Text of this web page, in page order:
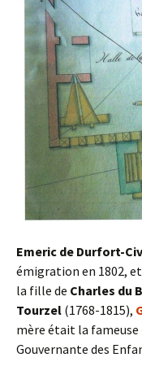
Emeric de Durfort-
émigration en 1802,
la fille de Charles du
Tourzel (1768-1815),
mère était la fameuse
Gouvernante des